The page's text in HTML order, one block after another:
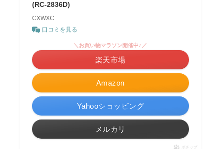
(RC-2836D)
CXWXC
口コミを見る
Amazon
＼お買い物マラソン開催中♪／
楽天市場
Yahooショッピング
メルカリ
ポチップ